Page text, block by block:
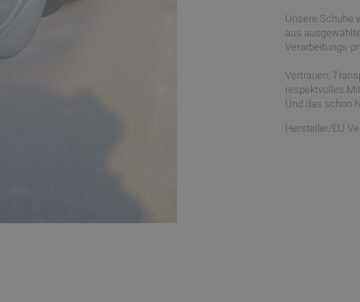
Unsere Schuhe
aus
Verarbeitungs-
Vertrauen,
respektvolles
Und das schon
Hersteller/EU